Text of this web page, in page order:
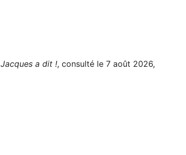
Jacques a dit !, consulté le 7 août 2026,